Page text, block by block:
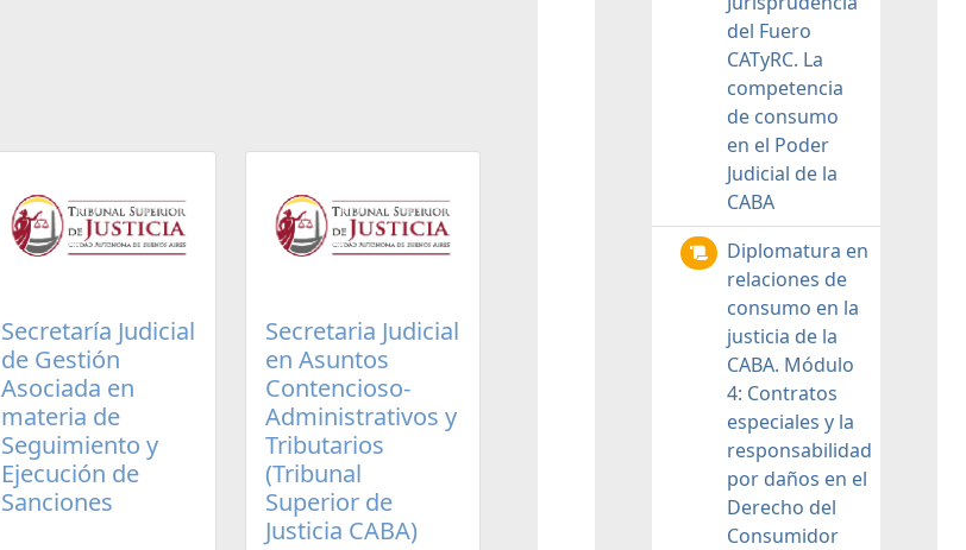
Secretaría Judicial
de Gestión
Asociada en
materia de
Seguimiento y
Ejecución de
Sanciones
Secretaria Judicial
en Asuntos
Contencioso-
Administrativos y
Tributarios
(Tribunal
Superior de
Justicia CABA)
del Fuero
CATyRC. La
competencia
de consumo
en el Poder
Judicial de la
CABA
Diplomatura en
relaciones de
consumo en la
justicia de la
CABA. Módulo
4: Contratos
especiales y la
responsabilidad
por daños en el
Derecho del
Consumidor